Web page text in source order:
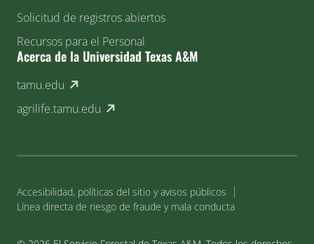
Solicitud de registros abiertos
Recursos para el Personal
Acerca de la Universidad Texas A&M
tamu.edu (external link)
agrilife.tamu.edu (external link)
Accesibilidad, políticas del sitio y avisos públicos
Línea directa de riesgo de fraude y mala conducta